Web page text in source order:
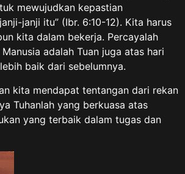
mewujudkan kepastian
janji itu” (Ibr. 6:10-12). Kita harus
kita dalam bekerja. Percayalah
adalah Tuan juga atas hari
baik dari sebelumnya.
kita mendapat tentangan dari rekan
Tuhanlah yang berkuasa atas
yang terbaik dalam tugas dan